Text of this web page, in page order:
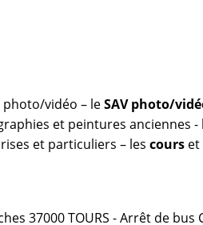
vidéo – leSAV photo/
et peintures anciennes -
et particuliers – les courset
37000 TOURS - Arrêt de